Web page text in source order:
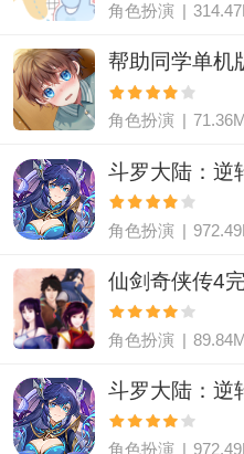
角色扮演 |
帮助同学单机
角色扮演 |
斗罗大陆：逆
角色扮演 |
仙剑奇侠传4
角色扮演 |
斗罗大陆：逆
角色扮演 |